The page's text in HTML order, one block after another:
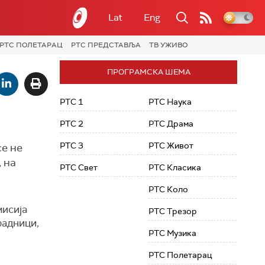
Lat Eng
РТС ПОЛЕТАРАЦ РТС ПРЕДСТАВЉА ТВ УЖИВО
не
на
ПРОГРАМСКА ШЕМА
РТС 1
РТС 2
РТС 3
РТС Свет
РТС Наука
РТС Драма
РТС Живот
РТС Класика
РТС Коло
РТС Трезор
РТС Музика
РТС Полетарац